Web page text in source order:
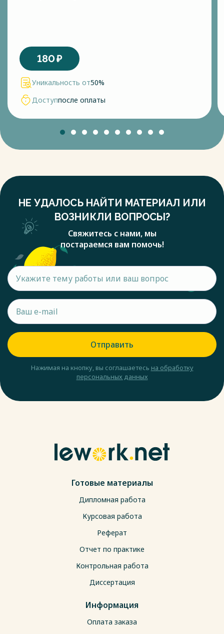
180₽
Уникальность от50%
Доступпосле оплаты
НЕ УДАЛОСЬ НАЙТИ МАТЕРИАЛ ИЛИ
ВОЗНИКЛИ ВОПРОСЫ?
Свяжитесь с нами, мы
постараемся вам помочь!
Отправить
Нажимая на кнопку, вы соглашаетесь на обработку
персональных данных
Готовые материалы
Дипломная работа
Курсовая работа
Реферат
Отчет по практике
Контрольная работа
Диссертация
Информация
Оплата заказа